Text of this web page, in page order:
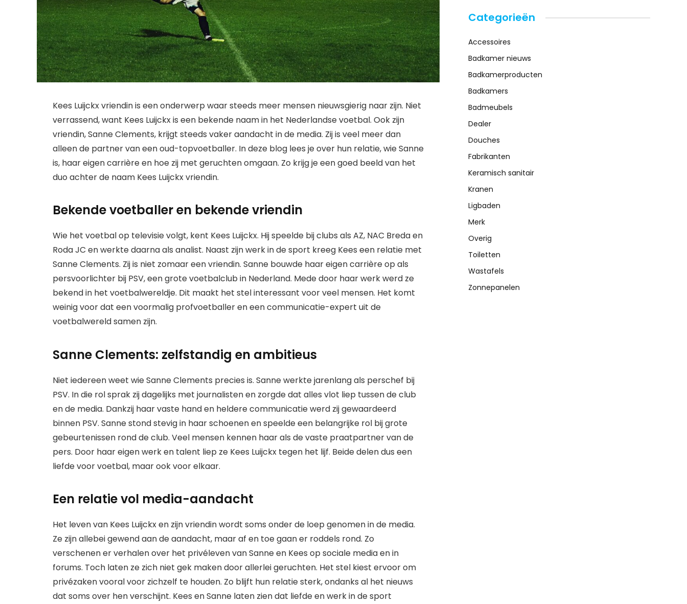
Kees Luijckx vriendin is een onderwerp waar steeds meer mensen nieuwsgierig naar zijn. Niet
verrassend, want Kees Luijckx is een bekende naam in het Nederlandse voetbal. Ook zijn
vriendin, Sanne Clements, krijgt steeds vaker aandacht in de media. Zij is veel meer dan
alleen de partner van een oud-topvoetballer. In deze blog lees je over hun relatie, wie Sanne
is, haar eigen carrière en hoe zij met geruchten omgaan. Zo krijg je een goed beeld van het
duo achter de naam Kees Luijckx vriendin.
Bekende voetballer en bekende vriendin
Wie het voetbal op televisie volgt, kent Kees Luijckx. Hij speelde bij clubs als AZ, NAC Breda en
Roda JC en werkte daarna als analist. Naast zijn werk in de sport kreeg Kees een relatie met
Sanne Clements. Zij is niet zomaar een vriendin. Sanne bouwde haar eigen carrière op als
persvoorlichter bij PSV, een grote voetbalclub in Nederland. Mede door haar werk werd ze
bekend in het voetbalwereldje. Dit maakt het stel interessant voor veel mensen. Het komt
weinig voor dat een voormalig profvoetballer en een communicatie-expert uit de
voetbalwereld samen zijn.
Sanne Clements: zelfstandig en ambitieus
Niet iedereen weet wie Sanne Clements precies is. Sanne werkte jarenlang als perschef bij
PSV. In die rol sprak zij dagelijks met journalisten en zorgde dat alles vlot liep tussen de club
en de media. Dankzij haar vaste hand en heldere communicatie werd zij gewaardeerd
binnen PSV. Sanne stond stevig in haar schoenen en speelde een belangrijke rol bij grote
gebeurtenissen rond de club. Veel mensen kennen haar als de vaste praatpartner van de
pers. Door haar eigen werk en talent liep ze Kees Luijckx tegen het lijf. Beide delen dus een
liefde voor voetbal, maar ook voor elkaar.
Een relatie vol media-aandacht
Het leven van Kees Luijckx en zijn vriendin wordt soms onder de loep genomen in de media.
Ze zijn allebei gewend aan de aandacht, maar af en toe gaan er roddels rond. Zo
verschenen er verhalen over het privéleven van Sanne en Kees op sociale media en in
forums. Toch laten ze zich niet gek maken door allerlei geruchten. Het stel kiest ervoor om
privézaken vooral voor zichzelf te houden. Zo blijft hun relatie sterk, ondanks al het nieuws
dat soms over hen verschijnt. Kees en Sanne laten zien dat liefde en werk in de sport
Categorieën
Accessoires
Badkamer nieuws
Badkamerproducten
Badkamers
Badmeubels
Dealer
Douches
Fabrikanten
Keramisch sanitair
Kranen
Ligbaden
Merk
Overig
Toiletten
Wastafels
Zonnepanelen